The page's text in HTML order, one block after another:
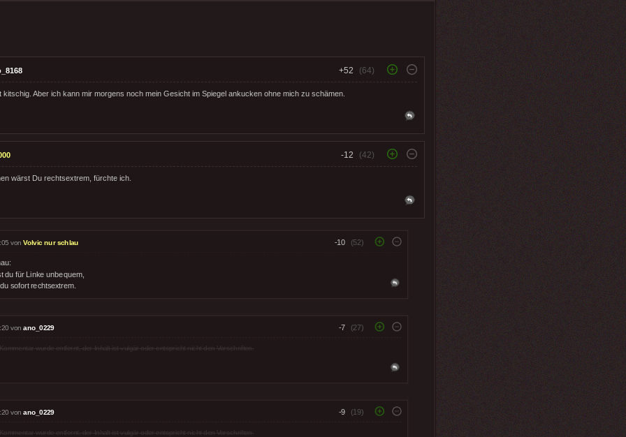
+52 (64)
kitschig. Aber ich kann mir morgens noch mein Gesicht im Spiegel ankucken ohne mich zu schämen.
-12 (42)
wärst Du rechtsextrem, fürchte ich.
vonVolvic nur schlau -10 (52)
du für Linke unbequem,
sofort rechtsextrem.
vonano_0229 -7 (27)
wurde entfernt, der Inhalt ist vulgär oder entspricht nicht den Vorschriften.
vonano_0229 -9 (19)
wurde entfernt, der Inhalt ist vulgär oder entspricht nicht den Vorschriften.